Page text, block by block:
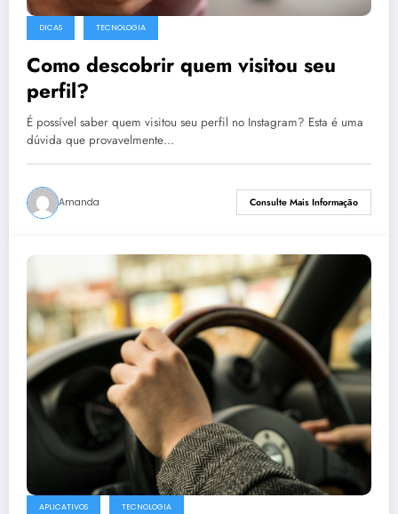
DICAS TECNOLOGIA
Como descobrir quem visitou seu
perfil?
É possível saber quem visitou seu perfil no Instagram? Esta é uma
dúvida que provavelmente…
Amanda Consulte Mais Informação
APLICATIVOS TECNOLOGIA